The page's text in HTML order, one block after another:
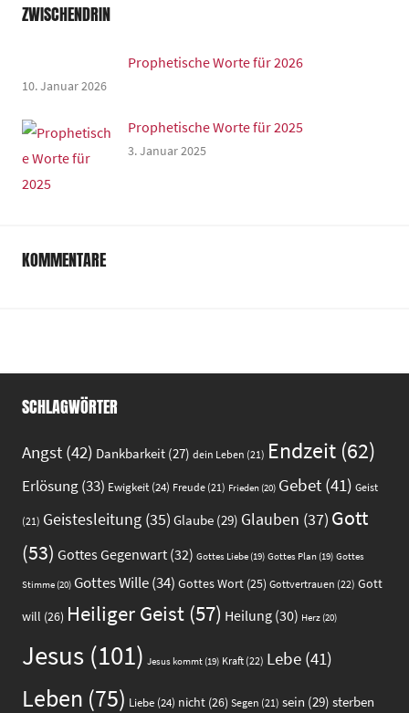
ZWISCHENDRIN
Prophetische Worte für 2026
10. Januar 2026
Prophetische Worte für 2025
3. Januar 2025
KOMMENTARE
SCHLAGWÖRTER
Angst (42) Dankbarkeit (27) dein Leben (21) Endzeit (62)
Erlösung(33) Ewigkeit (24) Freude (21) Frieden (20) Gebet (41) Geist
(21) Geistesleitung (35) Glaube (29) Glauben (37) Gott
(53) Gottes Gegenwart (32) Gottes Liebe (19) Gottes Plan (19) Gottes
Stimme (20) Gottes Wille(34) Gottes Wort (25) Gottvertrauen (22) Gott
will (26) Heiliger Geist (57) Heilung (30) Herz (20)
Jesus (101) Jesus kommt (19) Kraft (22) Lebe (41)
Leben (75) Liebe (24) nicht (26) Segen (21) sein (29) sterben